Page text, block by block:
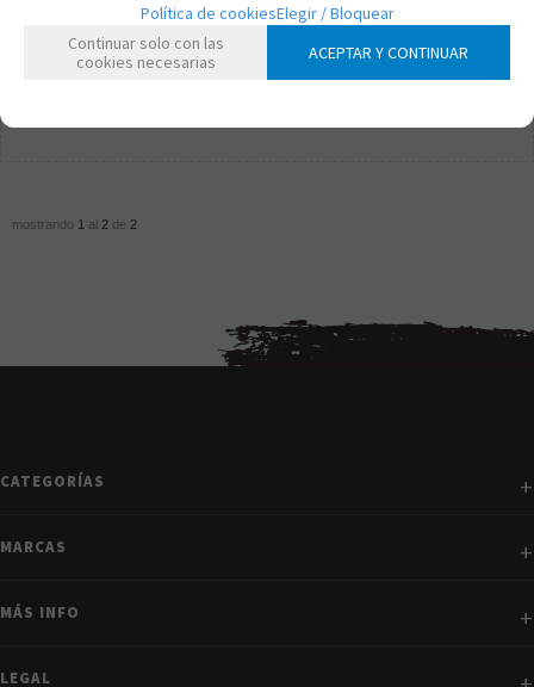
LEGO SONIC - ROBOT GUARDIÁN DE KNUKLES
34,95€
mostrando 1 al 2 de 2
CATEGORÍAS
MARCAS
MÁS INFO
LEGAL
Política de cookiesElegir / Bloquear
Continuar solo con las
cookies necesarias
ACEPTAR Y CONTINUAR